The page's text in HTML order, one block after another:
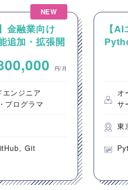
NEW
金融業向け
追加・拡張開
円/月
エンジニア
プログラマ
Git
【
オ
サ
東